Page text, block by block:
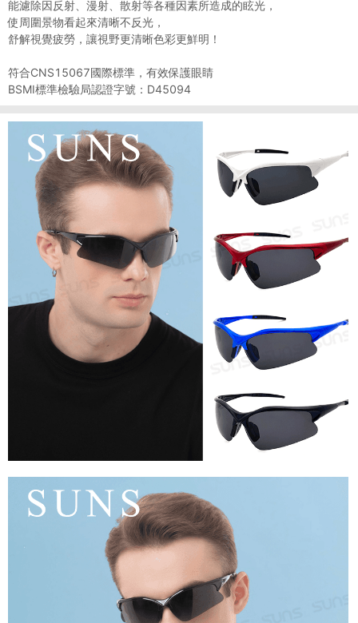
能濾除因反射、漫射、散射等各種因素所造成的眩光，
使周圍景物看起來清晰不反光，
舒解視覺疲勞，讓視野更清晰色彩更鮮明！
符合CNS15067國際標準，有效保護眼睛
BSMI標準檢驗局認證字號：D45094